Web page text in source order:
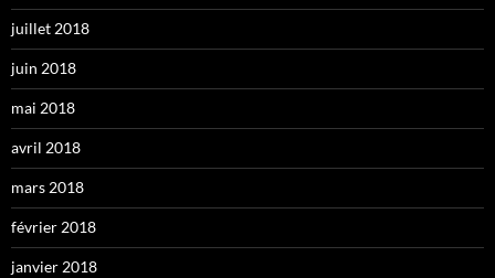
juillet 2018
juin 2018
mai 2018
avril 2018
mars 2018
février 2018
janvier 2018